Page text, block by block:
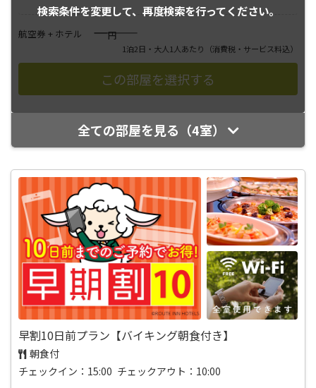
検索条件を変更して、 再度検索を行ってください。
航空券 + ホテル ――――円
1泊2日・大人1人あたり （消費税・サービス料込）
全ての部屋を見る（4室）
早割10日前プラン【バイキング朝食付き】
朝食付
チェックイン：15:00 チェックアウト：10:00